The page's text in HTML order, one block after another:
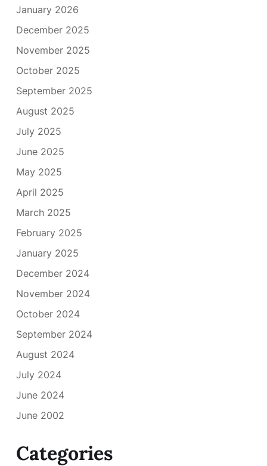
January 2026
December 2025
November 2025
October 2025
September 2025
August 2025
July 2025
June 2025
May 2025
April 2025
March 2025
February 2025
January 2025
December 2024
November 2024
October 2024
September 2024
August 2024
July 2024
June 2024
June 2002
Categories